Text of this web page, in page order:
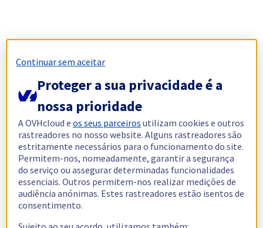
Continuar sem aceitar
Proteger a sua privacidade é a
nossa prioridade
A OVHcloud eos seus parceiros utilizam cookies e outros
rastreadores no nosso website. Alguns rastreadores são
estritamente necessários para o funcionamento do site.
Permitem-nos, nomeadamente, garantir a segurança
do serviço ou assegurar determinadas funcionalidades
essenciais. Outros permitem-nos realizar medições de
audiência anónimas. Estes rastreadores estão isentos de
consentimento.